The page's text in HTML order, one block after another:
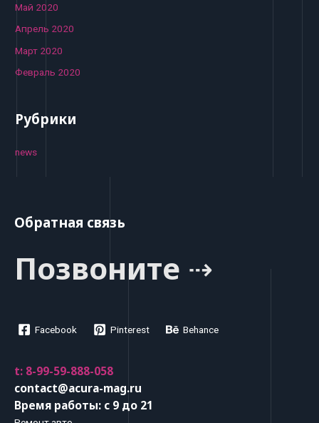
Май 2020
Апрель 2020
Март 2020
Февраль 2020
Рубрики
news
Обратная связь
Позвоните ⇢
Facebook Pinterest Behance
t: 8-99-59-888-058
contact@acura-mag.ru
Время работы: с 9 до 21